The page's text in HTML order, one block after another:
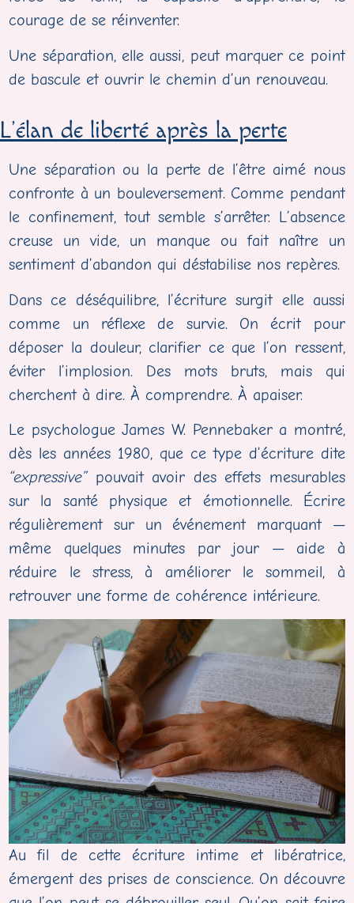
courage de se réinventer.
Une séparation, elle aussi, peut marquer ce point
de bascule et ouvrir le chemin d’un renouveau.
L’élan de liberté après la perte
Une séparation ou la perte de l’être aimé nous
confronte à un bouleversement. Comme pendant
le confinement, tout semble s’arrêter. L’absence
creuse un vide, un manque ou fait naître un
sentiment d’abandon qui déstabilise nos repères.
Dans ce déséquilibre, l’écriture surgit elle aussi
comme un réflexe de survie. On écrit pour
déposer la douleur, clarifier ce que l’on ressent,
éviter l’implosion. Des mots bruts, mais qui
cherchent à dire. À comprendre. À apaiser.
Le psychologue James W. Pennebaker a montré,
dès les années 1980, que ce type d’écriture dite
“expressive”pouvait avoir des effets mesurables
sur la santé physique et émotionnelle. Écrire
régulièrement sur un événement marquant —
même quelques minutes par jour — aide à
réduire le stress, à améliorer le sommeil, à
retrouver une forme de cohérence intérieure.
Au fil de cette écriture intime et libératrice,
émergent des prises de conscience. On découvre